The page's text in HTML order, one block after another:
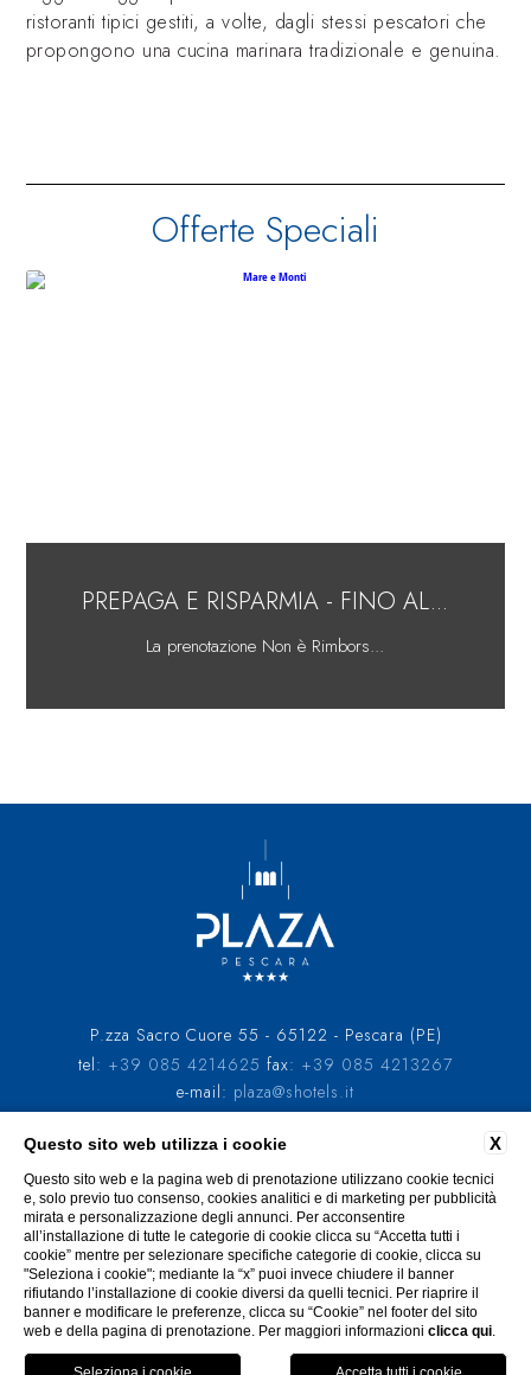
ristoranti tipici gestiti, a volte, dagli stessi pescatori che
propongono una cucina marinara tradizionale e genuina.
Offerte Speciali
PREPAGA E RISPARMIA - FINO AL...
La prenotazione Non è Rimbors...
P.zza Sacro Cuore 55 - 65122 - Pescara (PE)
tel: +39 085 4214625 fax: +39 085 4213267
e-mail: plaza@shotels.it
P.Iva: 01358380689
DATI SOCIETARI PRIVACY COOKIE POLICY
CODICI GDS CONTRIBUTI PUBBLICI ACCESSIBILITÀ
WEBSITE BY BLASTNESS
X
Questo sito web utilizza i cookie
Questo sito web e la pagina web di prenotazione utilizzano cookie tecnici
e, solo previo tuo consenso, cookies analitici e di marketing per pubblicità
mirata e personalizzazione degli annunci. Per acconsentire
all’installazione di tutte le categorie di cookie clicca su “Accetta tutti i
cookie” mentre per selezionare specifiche categorie di cookie, clicca su
"Seleziona i cookie"; mediante la “x” puoi invece chiudere il banner
rifiutando l’installazione di cookie diversi da quelli tecnici. Per riaprire il
banner e modificare le preferenze, clicca su “Cookie” nel footer del sito
web e della pagina di prenotazione. Per maggiori informazioni clicca qui.